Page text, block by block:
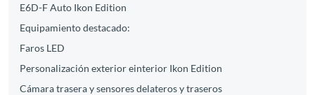
E6D-F Auto Ikon Edition
Equipamiento destacado:
Faros LED
Personalización exterior einterior Ikon Edition
Cámara trasera y sensores delateros y traseros